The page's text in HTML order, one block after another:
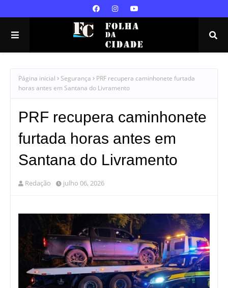
Página inicial Segurança
PRF recupera caminhonete furtada
horas antes em Santana do Livramento
PRF recupera caminhonete
furtada horas antes em
Santana do Livramento
Redação julho 06, 2026